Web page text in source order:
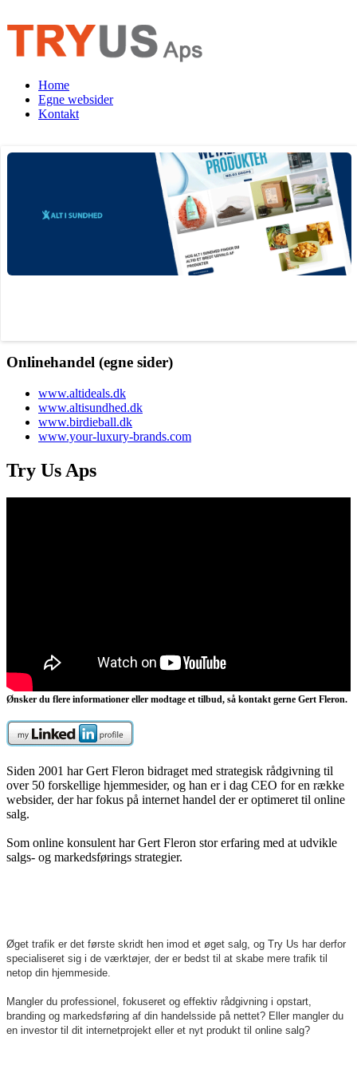
Home
Egne websider
Kontakt
Onlinehandel (egne sider)
www.altideals.dk
www.altisundhed.dk
www.birdieball.dk
www.your-luxury-brands.com
Try Us Aps
Ønsker du flere informationer eller modtage et tilbud, så kontakt gerne Gert Fleron.
Siden 2001 har Gert Fleron bidraget med strategisk rådgivning til
over 50 forskellige hjemmesider, og han er i dag CEO for en række
websider, der har fokus på internet handel der er optimeret til online
salg.
Som online konsulent har Gert Fleron stor erfaring med at udvikle
salgs- og markedsførings strategier.
Øget trafik er det første skridt hen imod et øget salg, og Try Us har derfor
specialiseret sig i de værktøjer, der er bedst til at skabe mere trafik til
netop din hjemmeside.
Mangler du professionel, fokuseret og effektiv rådgivning i opstart,
branding og markedsføring af din handelsside på nettet? Eller mangler du
en investor til dit internetprojekt eller et nyt produkt til online salg?